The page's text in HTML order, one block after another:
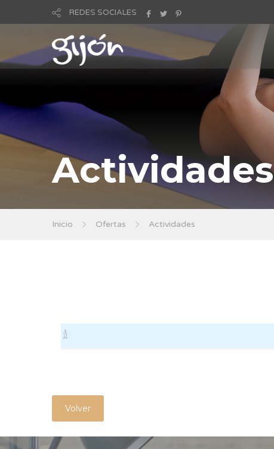
REDES SOCIALES
Actividades
Inicio Ofertas Actividades
Volver